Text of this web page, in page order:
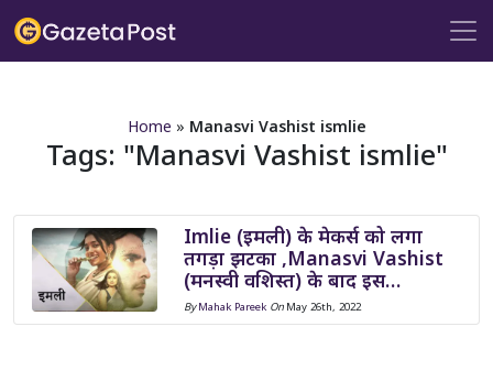
Home » Manasvi Vashist ismlie
Tags: Manasvi Vashist ismlie
Imlie (इमली) के मेकर्स को लगा
तगड़ा झटका ,Manasvi Vashist
(मनस्वी वशिस्त) के बाद इस…
ByMahak Pareek On May 26th, 2022